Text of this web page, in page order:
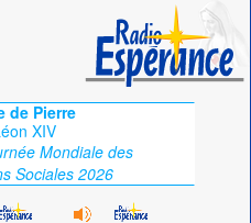
de Pierre
XIV
Mondiale des
Sociales 2026